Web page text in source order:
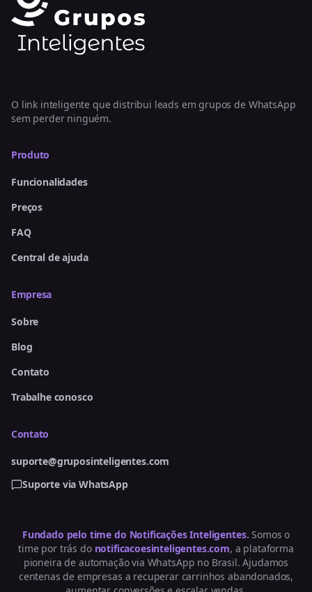
O link inteligente que distribui leads em grupos de WhatsApp
sem perder ninguém.
Produto
Funcionalidades
Preços
FAQ
Central de ajuda
Empresa
Sobre
Blog
Contato
Trabalhe conosco
Contato
suporte@gruposinteligentes.com
Suporte via WhatsApp
Fundado pelo time do Notificações Inteligentes. Somos o
time por trás do notificacoesinteligentes.com, a plataforma
pioneira de automação via WhatsApp no Brasil. Ajudamos
centenas de empresas a recuperar carrinhos abandonados,